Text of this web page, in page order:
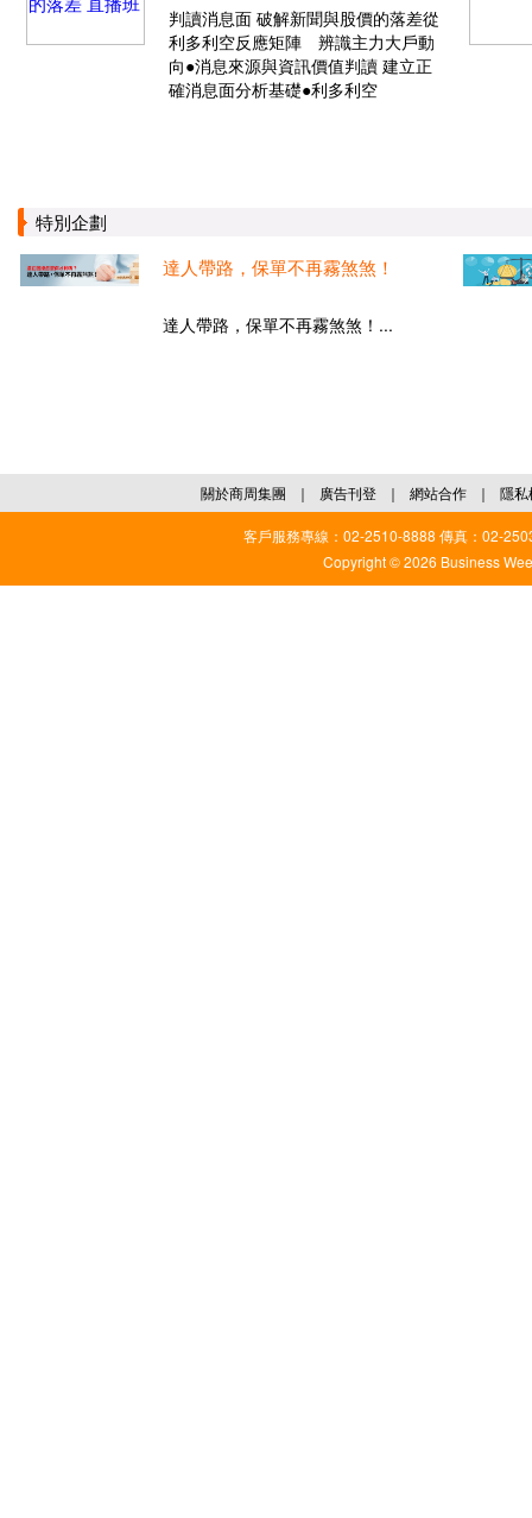
判讀消息面 破解新聞與股價的落差從
利多利空反應矩陣 辨識主力大戶動
向●消息來源與資訊價值判讀 建立正
確消息面分析基礎●利多利空
特別企劃
達人帶路，保單不再霧煞煞！
達人帶路，保單不再霧煞煞！...
關於商周集團 ｜ 廣告刊登 ｜ 網站合作 ｜ 隱私
客戶服務專線：02-2510-8888 傳真：02-
Copyright © 2026 Business